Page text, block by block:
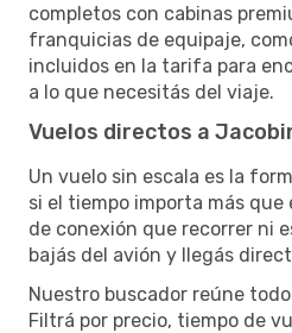
completos con cabinas
franquicias de equipaje,
incluidos en la tarifa para
a lo que necesitás del viaje.
Vuelos directos a
Un vuelo sin escala es la
si el tiempo importa más
de conexión que recorrer ni
bajás del avión y llegás
Nuestro buscador reúne
Filtrá por precio, tiempo de